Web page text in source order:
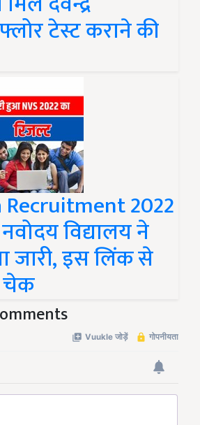
टेस्ट कराने की
Recruitment 2022
विद्यालय ने
जारी, इस लिंक से
चेक